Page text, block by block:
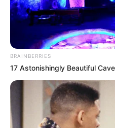
Film favoritnya The Age of
favoritnya adalahGossip Girl.
Untuk genre drama ia lebih
melodrama dan drama fiksi.
Ia mengaku kurang percaya
Ia suka tidur paling lama 20
Ia menaruh rasa hormat pada
BRAINBERRIES
17 Astonishingly Beautiful